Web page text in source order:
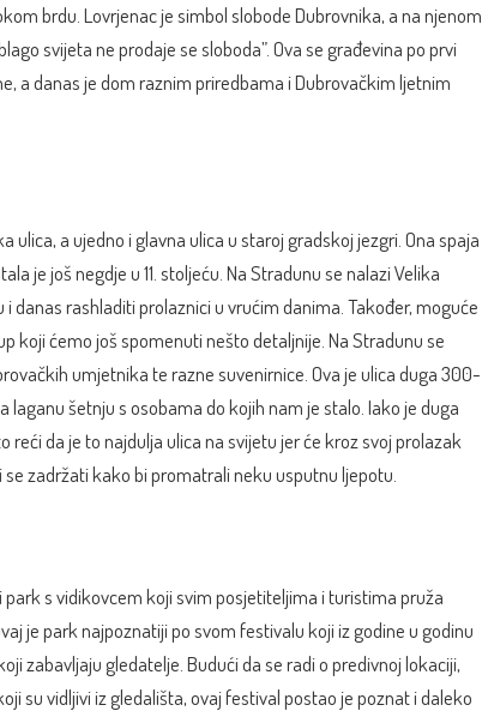
brdu. Lovrjenac je simbol slobode Dubrovnika, a na njenom
svijeta ne prodaje se sloboda”. Ova se građevina po prvi
a danas je dom raznim priredbama i Dubrovačkim ljetnim
ulica, a ujedno i glavna ulica u staroj gradskoj jezgri. Ona spaja
je još negdje u 11. stoljeću. Na Stradunu se nalazi Velika
danas rashladiti prolaznici u vrućim danima. Također, moguće
koji ćemo još spomenuti nešto detaljnije. Na Stradunu se
umjetnika te razne suvenirnice. Ova je ulica duga 300-
laganu šetnju s osobama do kojih nam je stalo. Iako je duga
reći da je to najdulja ulica na svijetu jer će kroz svoj prolazak
zadržati kako bi promatrali neku usputnu ljepotu.
s vidikovcem koji svim posjetiteljima i turistima pruža
je park najpoznatiji po svom festivalu koji iz godine u godinu
zabavljaju gledatelje. Budući da se radi o predivnoj lokaciji,
su vidljivi iz gledališta, ovaj festival postao je poznat i daleko